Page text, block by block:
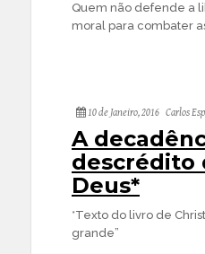
Quem não defende a
moral para combater
10 de Janeiro, 2016 Carlos
A
descrédito
Deus*
*Texto do livro de
grande”